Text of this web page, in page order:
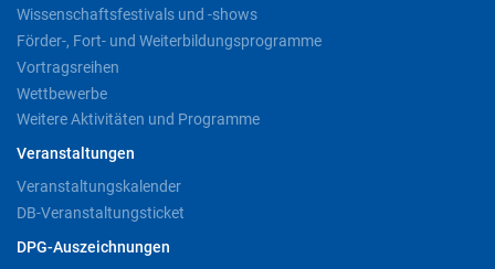
Wissenschaftsfestivals und -shows
Förder-, Fort- und Weiterbildungsprogramme
Vortragsreihen
Wettbewerbe
Weitere Aktivitäten und Programme
Veranstaltungen
Veranstaltungskalender
DB-Veranstaltungsticket
DPG-Auszeichnungen